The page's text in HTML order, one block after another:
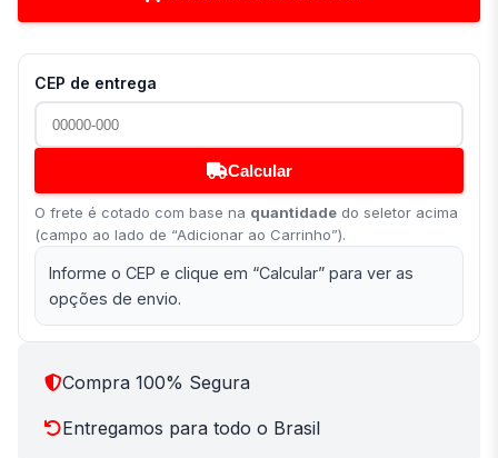
CEP de entrega
Calcular
O frete é cotado com base na quantidade do seletor acima
(campo ao lado de “Adicionar ao Carrinho”).
Informe o CEP e clique em “Calcular” para ver as
opções de envio.
Compra 100% Segura
Entregamos para todo o Brasil